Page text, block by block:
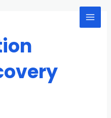
Main